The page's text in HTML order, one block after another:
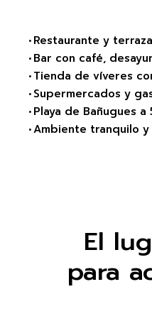
• Restaurante y terraza
• Bar con café,
• Tienda de víveres
• Supermercados y
• Playa de Bañugues
• Ambiente tranquilo
El
para